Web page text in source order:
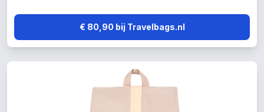
€ 80,90 bij Travelbags.nl